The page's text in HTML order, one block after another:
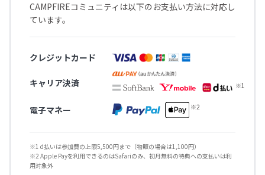
CAMPFIREコミュニティは以下のお支払い方法に対応し
ています。
クレジットカード
キャリア決済
電子マネー
※1 d払いは参加費の上限5,500円まで（物販の場合は1,100円）
※2 Apple Payを利用できるのはSafariのみ、初月無料の特典への支払いは利
用対象外